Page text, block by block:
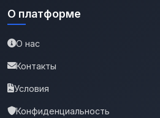
О платформе
О нас
Контакты
Условия
Конфиденциальность